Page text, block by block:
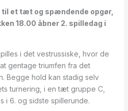
til et tæt og spændende opgør,
18.00 åbner 2. spilledag i
i det vestrussiske, hvor de
gentage triumfen fra det
Begge hold kan stadig selv
turnering, i en tæt gruppe C,
i 6. og sidste spillerunde.